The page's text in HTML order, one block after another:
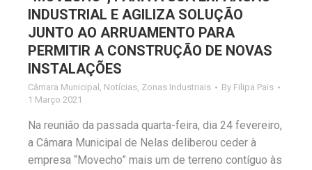
INDUSTRIAL E AGILIZA SOLUÇÃO
JUNTO AO ARRUAMENTO PARA
PERMITIR A CONSTRUÇÃO DE NOVAS
INSTALAÇÕES
Câmara Municipal , Notícias, Zonas Industriais By Filipa Pais
1 Março 2021
Na reunião da passada quarta-feira, dia 24 fevereiro,
a Câmara Municipal de Nelas deliberou ceder à
empresa “Movecho” mais um de terreno contíguo às